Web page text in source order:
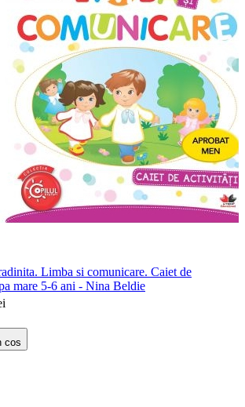
Limba si comunicare. Caiet de
mare 5-6 ani - Nina Beldie
cos